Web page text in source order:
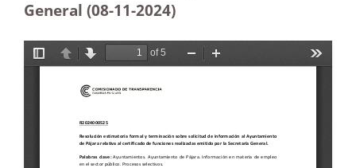
General (08-11-2024)